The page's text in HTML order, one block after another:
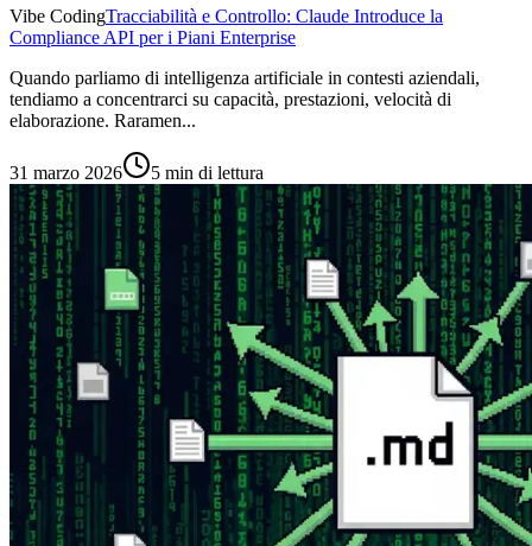
Vibe CodingTracciabilità e Controllo: Claude Introduce la
Compliance API per i Piani Enterprise
Quando parliamo di intelligenza artificiale in contesti aziendali,
tendiamo a concentrarci su capacità, prestazioni, velocità di
elaborazione. Raramen...
31 marzo 2026 5 min di lettura